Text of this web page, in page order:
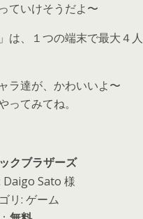
ていけそうだよ〜
は、１つの端末で最大４
ラ達が、かわいいよ〜
ってみてね。
クブラザーズ
Daigo Sato 様
リ: ゲーム